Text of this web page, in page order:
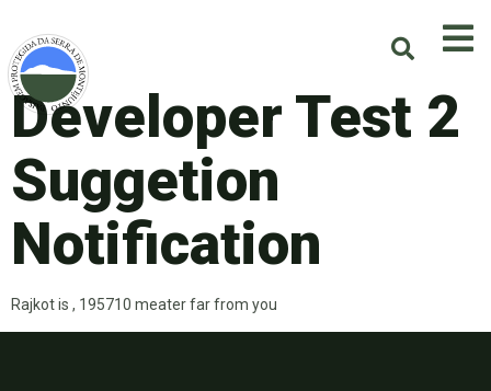
Developer Test 2
Suggetion
Notification
Rajkot is , 195710 meater far from you